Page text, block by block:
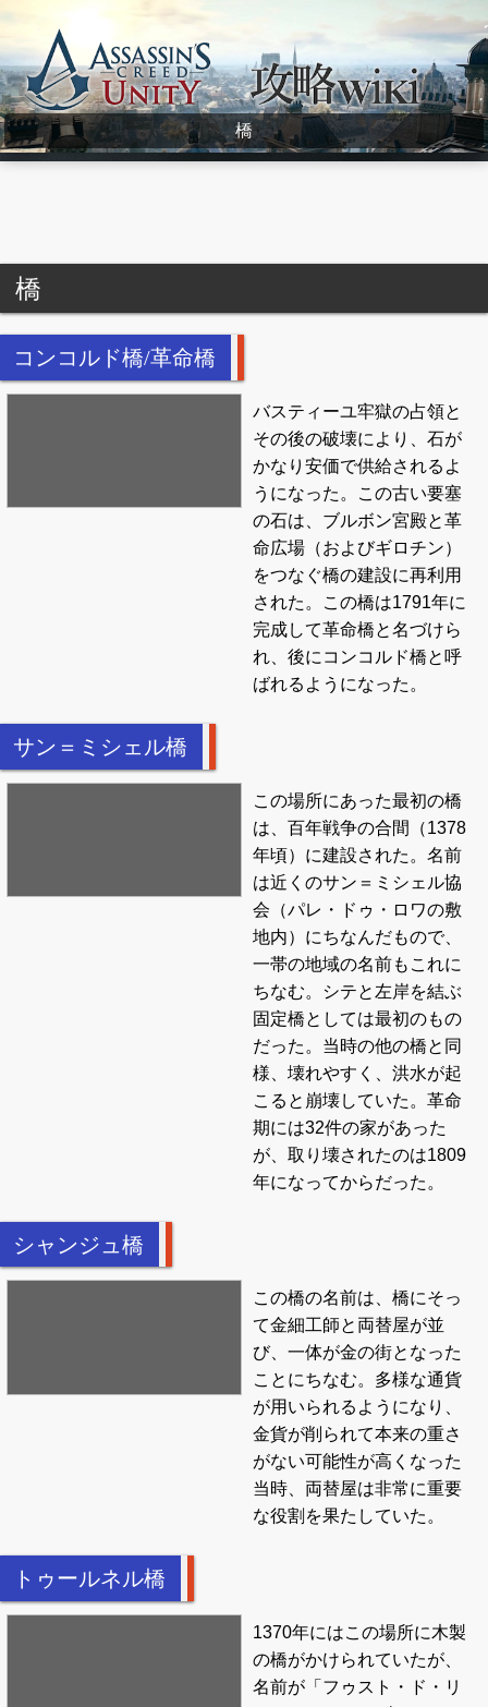
Assassin's Creed Unity Wiki
橋
橋
コンコルド橋/革命橋
バスティーユ牢獄の占領と
その後の破壊により、石が
かなり安価で供給されるよ
うになった。この古い要塞
の石は、ブルボン宮殿と革
命広場（およびギロチン）
をつなぐ橋の建設に再利用
された。この橋は1791年に
完成して革命橋と名づけら
れ、後にコンコルド橋と呼
ばれるようになった。
サン＝ミシェル橋
この場所にあった最初の橋
は、百年戦争の合間（1378
年頃）に建設された。名前
は近くのサン＝ミシェル協
会（パレ・ドゥ・ロワの敷
地内）にちなんだもので、
一帯の地域の名前もこれに
ちなむ。シテと左岸を結ぶ
固定橋としては最初のもの
だった。当時の他の橋と同
様、壊れやすく、洪水が起
こると崩壊していた。革命
期には32件の家があった
が、取り壊されたのは1809
年になってからだった。
シャンジュ橋
この橋の名前は、橋にそっ
て金細工師と両替屋が並
び、一体が金の街となった
ことにちなむ。多様な通貨
が用いられるようになり、
金貨が削られて本来の重さ
がない可能性が高くなった
当時、両替屋は非常に重要
な役割を果たしていた。
トゥールネル橋
1370年にはこの場所に木製
の橋がかけられていたが、
名前が「フゥスト・ド・リ